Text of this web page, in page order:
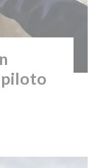
piloto